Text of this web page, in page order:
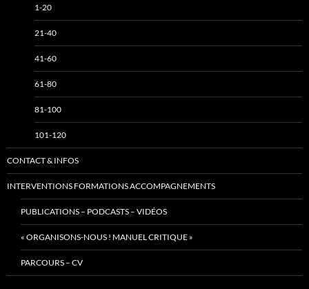
1-20
21-40
41-60
61-80
81-100
101-120
CONTACT & INFOS
INTERVENTIONS FORMATIONS ACCOMPAGNEMENTS
PUBLICATIONS – PODCASTS – VIDÉOS
« ORGANISONS-NOUS ! MANUEL CRITIQUE »
PARCOURS – CV